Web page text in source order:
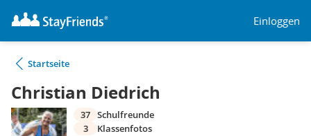
Einloggen
Startseite
Christian Diedrich
37 Schulfreunde
3
Klassenfotos